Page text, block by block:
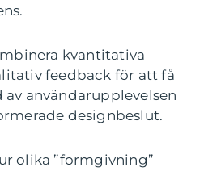
kvantitativa
feedback för att få
användarupplevelsen
designbeslut.
olika ”formgivning”